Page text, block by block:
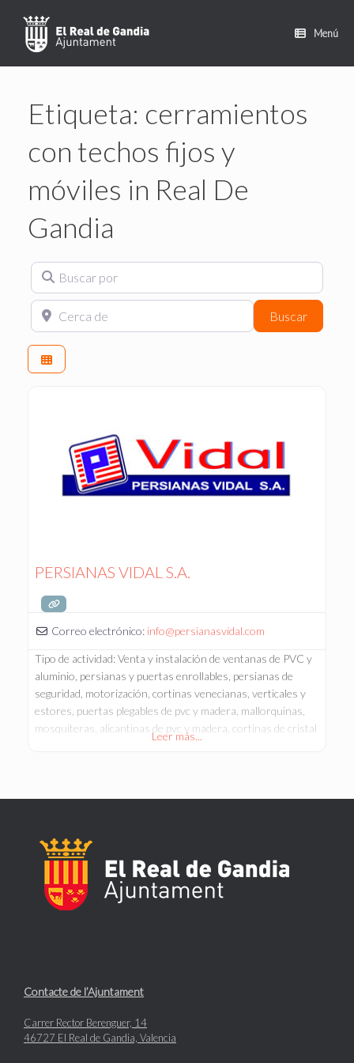
contenido
Menú
Etiqueta: cerramientos
con techos fijos y
móviles in Real De
Gandia
Buscar por
Cerca de BuscarSearch
PERSIANAS VIDAL S.A.
Correo electrónico: info@persianasvidal.com
Tipo de actividad: Venta y instalación de ventanas de PVC y
aluminio, persianas y puertas enrollables, persianas de
seguridad, motorización, cortinas venecianas, verticales y
estores, puertas plegables de pvc y madera, mallorquinas,
mosquiteras, alicantinas de pvc y madera, cortinas de cristal
Leer más...
Contacte de l’Ajuntament
Carrer Rector Berenguer, 14
46727 El Real de Gandia, Valencia